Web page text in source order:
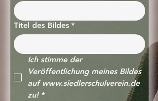
Titel des Bildes *
Ich stimme der
Veröffentlichung meines Bildes
auf www.siedlerschulverein.de
zu! *